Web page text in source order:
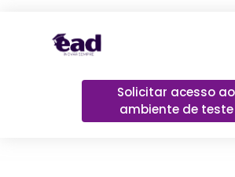
Solicitar acesso ao
ambiente de teste